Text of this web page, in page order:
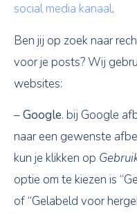
social media kanaal.
Ben jij op zoek naar
voor je posts? Wij
websites:
–Google. bij Google
naar een gewenste
kun je klikken op
optie om te kiezen is
of “Gelabeld voor